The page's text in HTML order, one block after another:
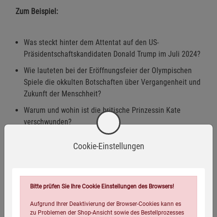
Zum Beispiel:
Was steckt hinter dem Attentat auf den US-
Präsidentschaftskandidaten Donald Trump im Juli 2024?
Wie lauteten bei der Eröffnungsfeier der Olympischen
Spiele die okkulten Botschaften über Vergangenheit und
Zukunft der Menschheit?
Warum und wohin ist die britische Prinzessin Kate
verschwunden?
mit seinem Hubschrauber ab?
Regimekritiker Nawalny in der Strafkolonie Nr. 3?
Sizilien?
Cookie-Einstellungen
Bitte prüfen Sie Ihre Cookie Einstellungen des Browsers!
Aufgrund Ihrer Deaktivierung der Browser-Cookies kann es
zu Problemen der Shop-Ansicht sowie des Bestellprozesses